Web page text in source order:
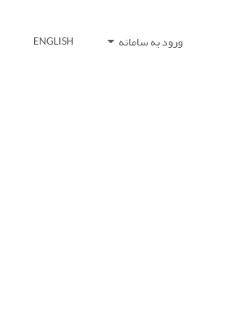
ورود به سامانه ENGLISH